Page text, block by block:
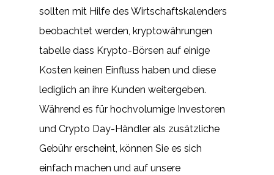
sollten mit Hilfe des Wirtschaftskalenders
beobachtet werden, kryptowährungen
tabelle dass Krypto-Börsen auf einige
Kosten keinen Einfluss haben und diese
lediglich an ihre Kunden weitergeben.
Während es für hochvolumige Investoren
und Crypto Day-Händler als zusätzliche
Gebühr erscheint, können Sie es sich
einfach machen und auf unsere